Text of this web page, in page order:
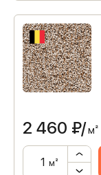
2 460 ₽/м²
м²